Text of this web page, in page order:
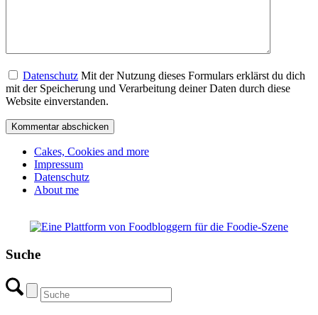
Datenschutz Mit der Nutzung dieses Formulars erklärst du dich
mit der Speicherung und Verarbeitung deiner Daten durch diese
Website einverstanden.
Cakes, Cookies and more
Impressum
Datenschutz
About me
Suche